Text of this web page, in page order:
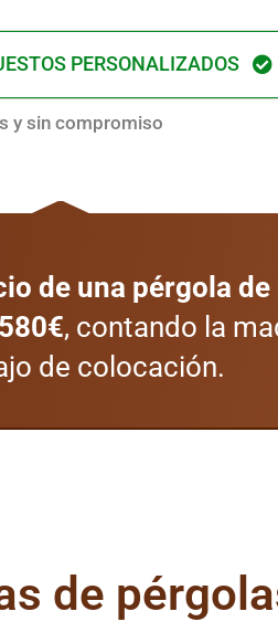
PERSONALIZADOS
y sin compromiso
de una pérgola de
, contando la
de colocación.
de